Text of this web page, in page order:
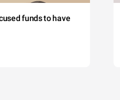
funds to have